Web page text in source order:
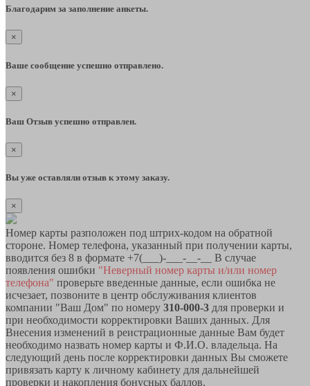
Благодарим за заполнение анкеты.
×
Ваше сообщение успешно отправлено.
×
Ваш Отзыв успешно отправлен.
×
Вы уже оставляли отзыв к этому заказу.
×
Номер карты разположен под штрих-кодом на обратной
стороне. Номер телефона, указанный при получении карты,
вводится без 8 в формате +7(___)-___-__-__ В случае
появления ошибки "Неверный номер карты и/или номер
телефона" проверьте введенные данные, если ошибка не
исчезает, позвоните в центр обслуживания клиентов
компании "Ваш Дом" по номеру 310-000-3 для проверки и
при необходимости корректировки Ваших данных. Для
Внесения изменений в реистрационные данные Вам будет
необходимо назвать номер карты и Ф.И.О. владельца. На
следующий день после корректировки данных Вы сможете
привязать карту к личному кабинету для дальнейшей
проверки и накопления бонусных баллов.